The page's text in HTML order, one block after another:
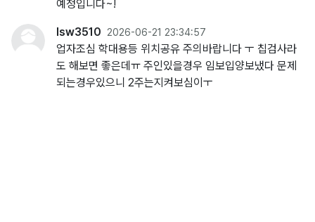
예정입니다~!
lsw3510 2026-06-21 23:34:57
업자조심 학대용등 위치공유 주의바랍니다 ㅜ 칩검사라
도 해보면 좋은데ㅠ 주인있을경우 임보입양보냈다 문제
되는경우있으니 2주는지켜보심이ㅜ